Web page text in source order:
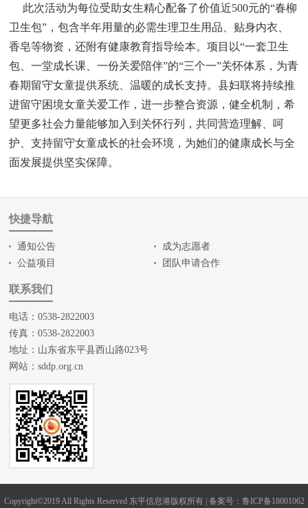
此次活动为每位受助女生精心配备了价值近500元的“春柳
卫生包”，包含半年用量的必需生理卫生用品、贴身内衣、
香皂等物资，还附有健康教育指导绘本。项目以“一套卫生
包、一堂成长课、一份关爱陪伴”的“三个一”关怀体系，为青
春期留守女童提供系统、温暖的成长支持。县妇联将持续推
进留守困境女童关爱工作，进一步整合资源，健全机制，希
望更多社会力量能够加入到关怀行列，共同营造理解、呵
护、支持留守女童成长的社会环境，为她们的健康成长与全
面发展提供坚实保障。
快捷导航
通知公告
公益项目
成为志愿者
团队申请合作
联系我们
电话：0538-2822003
传真：0538-2822003
地址：山东省东平县西山路023号
网站：sddp.org.cn
Copyright©2019 All Rights Reserved 东平信息港版权所有 | 备案号：鲁ICP备18001062